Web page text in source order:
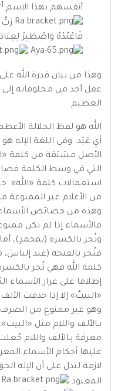
أنفسهم بهذا الاسم.
رَبُّ
فَاعْبُدْهُ وَاصْطَبِرْ
وهذا من بيان قدرة الله
عقل أحد من مخلوقاته
العظيم.
الله هو لفظ الجلالة
أي عَبَد. وفي اللغة الإله
الأصل مشتقة من كلمة
التي في وسط الكلمة فصار
استعمالات كلمة «الله».
من الأعلام غير الممنوعة
وهذه من خصائص الأسماء
فالأسماء إذا لم تكن
وتُجر بالكسرة (بمحمدٍ)،
فتُجر بالفتحة (عند إلياسَ،
كلمة الله فهي تُجر بالكسرة
إطلاقا على غرار الأسماء
«البيتٌ» إلا إذا حذفت
وهو غير ممنوع من الصرف
بـالألف واللام مثل
معرفة بـالألف واللام
عليها أحكام الأسماء
لازمة لتدل على أن الإله
المعبود